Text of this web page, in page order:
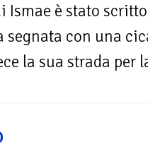
Ismae è stato
segnata con una
la sua strada per